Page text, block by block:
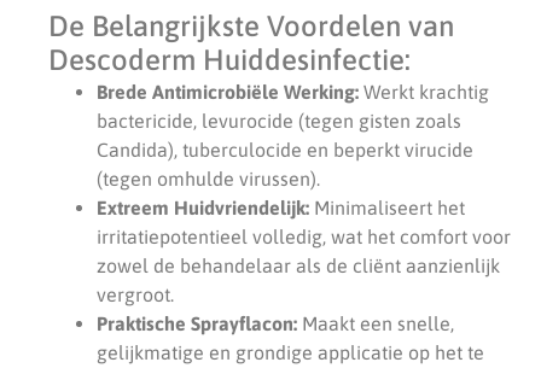
De Belangrijkste Voordelen van
Descoderm Huiddesinfectie:
Brede Antimicrobiële Werking: Werkt krachtig
bactericide, levurocide (tegen gisten zoals
Candida), tuberculocide en beperkt virucide
(tegen omhulde virussen).
Extreem Huidvriendelijk: Minimaliseert het
irritatiepotentieel volledig, wat het comfort voor
zowel de behandelaar als de cliënt aanzienlijk
vergroot.
Praktische Sprayflacon: Maakt een snelle,
gelijkmatige en grondige applicatie op het te